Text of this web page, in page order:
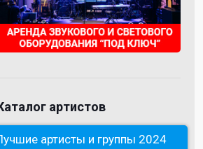
артистов
артисты и группы 2024